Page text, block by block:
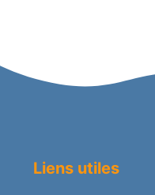
Liens utiles